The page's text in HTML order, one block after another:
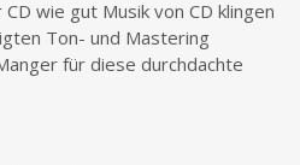
wie gut Musik von CD klingen
Ton- und Mastering
für diese durchdachte